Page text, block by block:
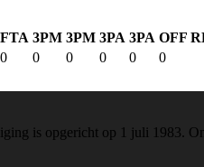
FTA 3PM 3PM 3PA 3PA OFF
0 0 0 0 0 0
is opgericht op 1 juli 1983.